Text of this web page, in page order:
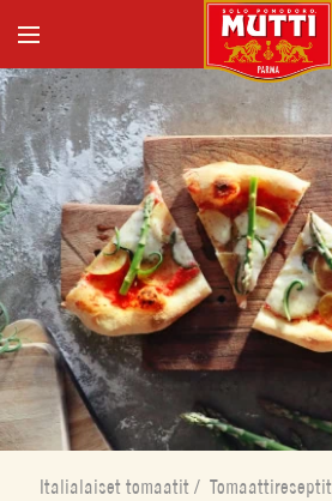
Italialaiset tomaatit / Tomaattireseptit